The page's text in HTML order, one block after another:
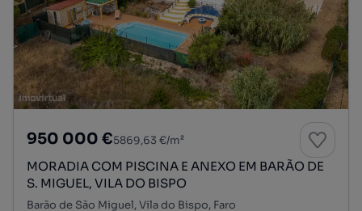
950 000 €5869,63 €/m²
MORADIA COM PISCINA E ANEXO EM BARÃO DE
S. MIGUEL, VILA DO BISPO
Barão de São Miguel, Vila do Bispo, Faro